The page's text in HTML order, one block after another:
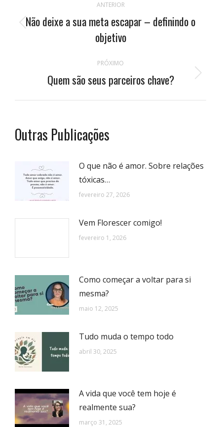
de
ANTERIOR
Publicação
anterior:
Não deixe a sua meta escapar – definindo o
objetivo
PRÓXIMO
Próximo
Quem são seus parceiros chave?
Outras Publicações
O que não é amor. Sobre relações
tóxicas…
fevereiro 27, 2026
Vem Florescer comigo!
fevereiro 1, 2026
Como começar a voltar para si
mesma?
maio 12, 2025
Tudo muda o tempo todo
abril 30, 2025
A vida que você tem hoje é
realmente sua?
março 31, 2025